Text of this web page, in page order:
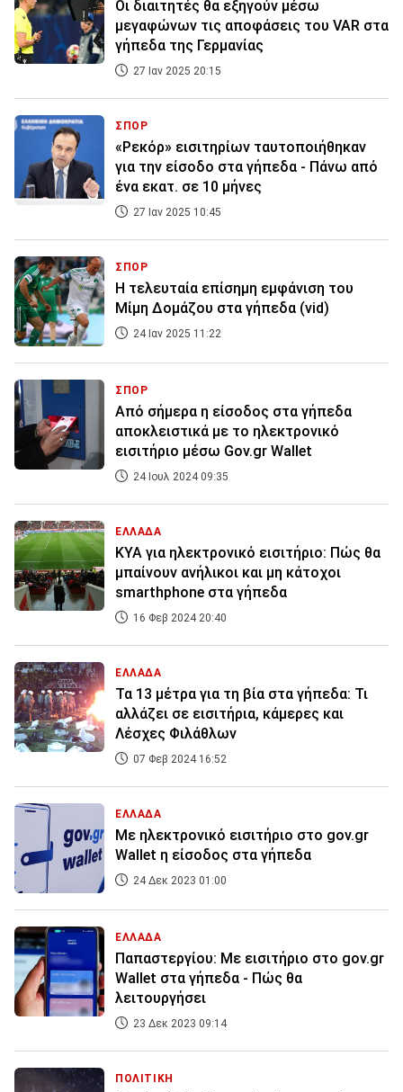
Oι διαιτητές θα εξηγούν μέσω
μεγαφώνων τις αποφάσεις του VAR στα
γήπεδα της Γερμανίας
27 Ιαν 2025 20:15
ΣΠΟΡ
«Ρεκόρ» εισιτηρίων ταυτοποιήθηκαν
για την είσοδο στα γήπεδα - Πάνω από
ένα εκατ. σε 10 μήνες
27 Ιαν 2025 10:45
ΣΠΟΡ
Η τελευταία επίσημη εμφάνιση του
Μίμη Δομάζου στα γήπεδα (vid)
24 Ιαν 2025 11:22
ΣΠΟΡ
Από σήμερα η είσοδος στα γήπεδα
αποκλειστικά με το ηλεκτρονικό
εισιτήριο μέσω Gov.gr Wallet
24 Ιουλ 2024 09:35
ΕΛΛΑΔΑ
ΚΥΑ για ηλεκτρονικό εισιτήριο: Πώς θα
μπαίνουν ανήλικοι και μη κάτοχοι
smarthphone στα γήπεδα
16 Φεβ 2024 20:40
ΕΛΛΑΔΑ
Τα 13 μέτρα για τη βία στα γήπεδα: Τι
αλλάζει σε εισιτήρια, κάμερες και
Λέσχες Φιλάθλων
07 Φεβ 2024 16:52
ΕΛΛΑΔΑ
Με ηλεκτρονικό εισιτήριο στο gov.gr
Wallet η είσοδος στα γήπεδα
24 Δεκ 2023 01:00
ΕΛΛΑΔΑ
Παπαστεργίου: Με εισιτήριο στο gov.gr
Wallet στα γήπεδα - Πώς θα
λειτουργήσει
23 Δεκ 2023 09:14
ΠΟΛΙΤΙΚΗ